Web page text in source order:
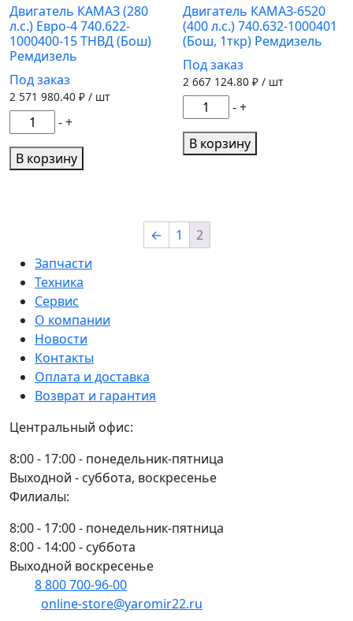
1000401
ПАО
Камаз
Евро-4
740.662-
1000400
ТНВД
(Бош)
Ремдизель
Двигатель КАМАЗ (280
л.с.) Евро-4 740.622-
1000400-15 ТНВД (Бош)
Ремдизель
Под заказ
2 571 980.40 ₽ / шт
Количество
товара
Двигатель
КАМАЗ
1000400-
15
ТНВД
(Бош)
Ремдизель
-+
В корзину
Двигатель КАМАЗ-6520
(400 л.с.) 740.632-1000401
(Бош, 1ткр) Ремдизель
Под заказ
2 667 124.80₽ / шт
Количество
товара
Двигатель
КАМАЗ-6520
740.632-
1000401
- +
В корзину
← 1
2
Запчасти
Техника
Сервис
О компании
Новости
Контакты
Оплата и доставка
Возврат и гарантия
Центральный офис:
8:00 - 17:00 - понедельник-пятница
Выходной - суббота, воскресенье
Филиалы:
8:00 - 17:00 - понедельник-пятница
8:00 - 14:00 - суббота
Выходной воскресенье
8 800 700-96-00
online-store@yaromir22.ru